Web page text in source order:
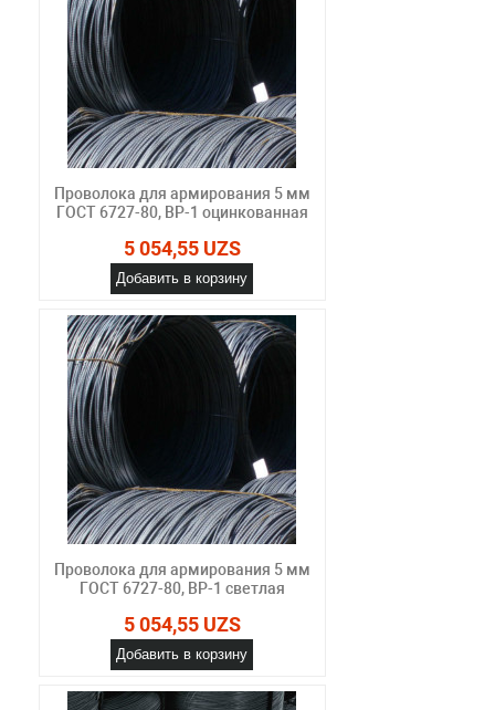
Проволока для армирования 5 мм
ГОСТ 6727-80, ВР-1 оцинкованная
5 054,55 UZS
Добавить в корзину
Проволока для армирования 5 мм
ГОСТ 6727-80, ВР-1 светлая
5 054,55 UZS
Добавить в корзину